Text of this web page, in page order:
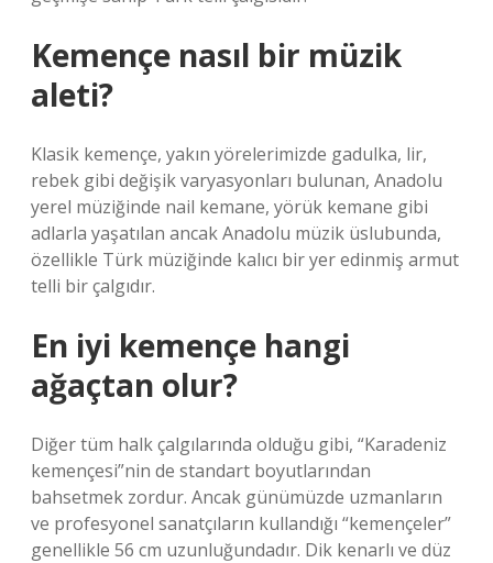
Kemençe nasıl bir müzik
aleti?
Klasik kemençe, yakın yörelerimizde gadulka, lir,
rebek gibi değişik varyasyonları bulunan, Anadolu
yerel müziğinde nail kemane, yörük kemane gibi
adlarla yaşatılan ancak Anadolu müzik üslubunda,
özellikle Türk müziğinde kalıcı bir yer edinmiş armut
telli bir çalgıdır.
En iyi kemençe hangi
ağaçtan olur?
Diğer tüm halk çalgılarında olduğu gibi, “Karadeniz
kemençesi”nin de standart boyutlarından
bahsetmek zordur. Ancak günümüzde uzmanların
ve profesyonel sanatçıların kullandığı “kemençeler”
genellikle 56 cm uzunluğundadır. Dik kenarlı ve düz